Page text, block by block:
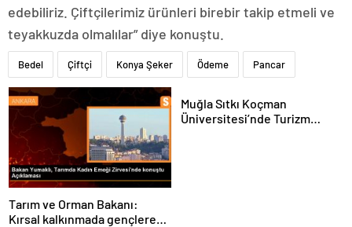
edebiliriz. Çiftçilerimiz ürünleri birebir takip etmeli ve
teyakkuzda olmalılar” diye konuştu.
Bedel Çiftçi Konya Şeker Ödeme Pancar
Tarım ve Orman Bakanı:
Kırsal kalkınmada gençlere
Muğla Sıtkı Koçman
Üniversitesi’nde Turizm